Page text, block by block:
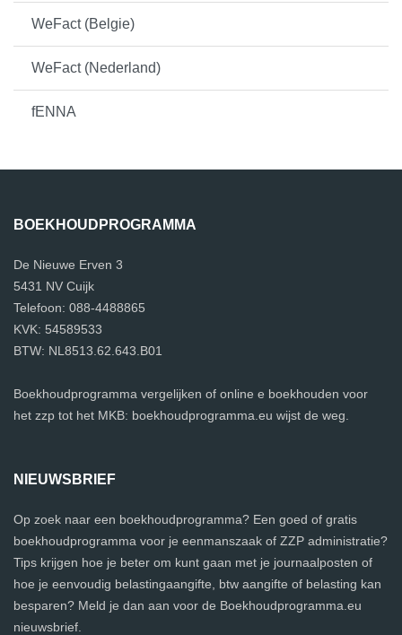
WeFact (Belgie)
WeFact (Nederland)
fENNA
BOEKHOUDPROGRAMMA
De Nieuwe Erven 3
5431 NV Cuijk
Telefoon: 088-4488865
KVK: 54589533
BTW: NL8513.62.643.B01
Boekhoudprogramma vergelijken of online e boekhouden voor
het zzp tot het MKB: boekhoudprogramma.eu wijst de weg.
NIEUWSBRIEF
Op zoek naar een boekhoudprogramma? Een goed of gratis
boekhoudprogramma voor je eenmanszaak of ZZP administratie?
Tips krijgen hoe je beter om kunt gaan met je journaalposten of
hoe je eenvoudig belastingaangifte, btw aangifte of belasting kan
besparen? Meld je dan aan voor de Boekhoudprogramma.eu
nieuwsbrief.